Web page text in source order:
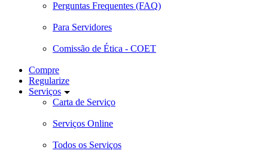
Perguntas Frequentes (FAQ)
Para Servidores
Comissão de Ética - COET
Compre
Regularize
Serviços
Carta de Serviço
Serviços Online
Todos os Serviços